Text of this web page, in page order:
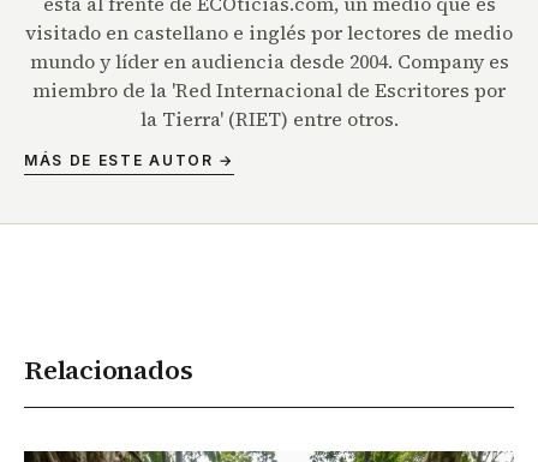
visitado en castellano e inglés por lectores de medio
mundo y líder en audiencia desde 2004. Company es
miembro de la 'Red Internacional de Escritores por
la Tierra' (RIET) entre otros.
MÁS DE ESTE AUTOR →
Relacionados